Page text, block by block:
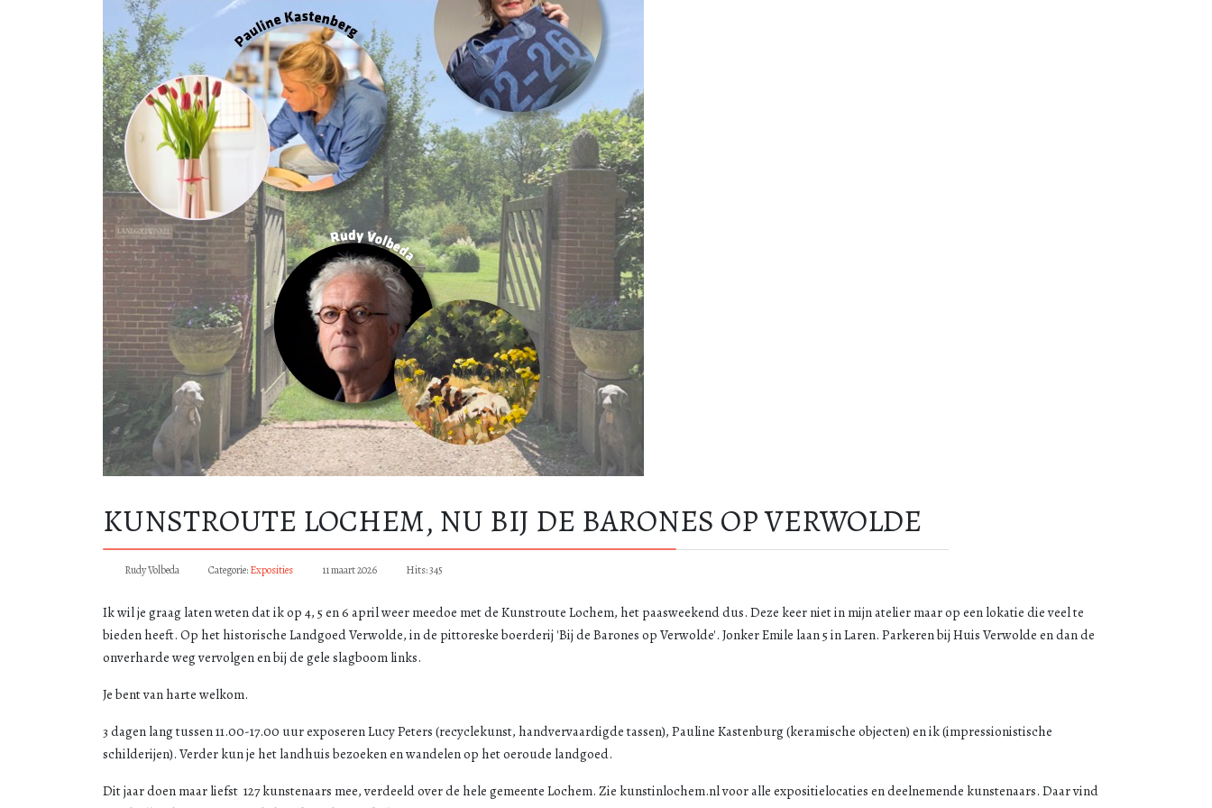
KUNSTROUTE LOCHEM, NU BIJ DE BARONES OP VERWOLDE
Rudy Volbeda Categorie:Exposities 11 maart 2026 Hits: 345
Ik wil je graag laten weten dat ik op 4, 5 en 6 april weer meedoe met de Kunstroute Lochem, het paasweekend dus. Deze keer niet in mijn atelier maar op een lokatie die veel te
bieden heeft. Op het historische Landgoed Verwolde, in de pittoreske boerderij 'Bij de Barones op Verwolde'. Jonker Emile laan 5 in Laren. Parkeren bij Huis Verwolde en dan de
onverharde weg vervolgen en bij de gele slagboom links.
Je bent van harte welkom.
3 dagen lang tussen 11.00-17.00 uur exposeren Lucy Peters (recyclekunst, handvervaardigde tassen), Pauline Kastenburg (keramische objecten) en ik (impressionistische
schilderijen). Verder kun je het landhuis bezoeken en wandelen op het oeroude landgoed.
Dit jaar doen maar liefst 127 kunstenaars mee, verdeeld over de hele gemeente Lochem. Zie kunstinlochem.nlvoor alle expositielocaties en deelnemende kunstenaars. Daar vind